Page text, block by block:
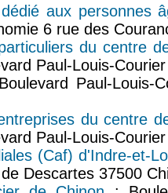
aux personnes
6 rue des
du centre
Paul-Louis-
Paul-Louis-
du centre
Paul-Louis-
(Caf) d'Indre-et-
Descartes 37500